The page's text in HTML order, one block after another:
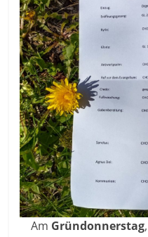
Am Gründonnerstag